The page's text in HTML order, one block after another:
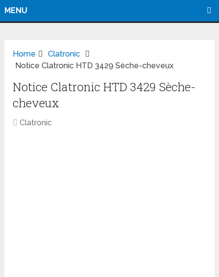
MENU
Home
Clatronic
Notice Clatronic HTD 3429 Sèche-cheveux
Notice Clatronic HTD 3429 Sèche-
cheveux
Clatronic